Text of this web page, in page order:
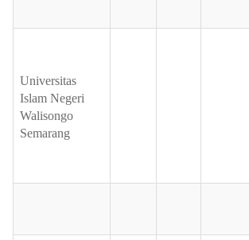
Universitas
Islam Negeri
Walisongo
Semarang